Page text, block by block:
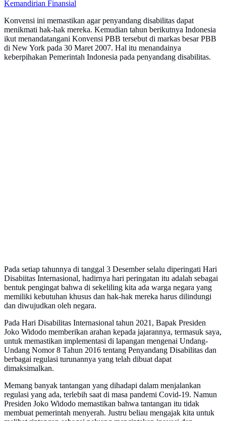
Kemandirian Finansial
Konvensi ini memastikan agar penyandang disabilitas dapat
menikmati hak-hak mereka. Kemudian tahun berikutnya Indonesia
ikut menandatangani Konvensi PBB tersebut di markas besar PBB
di New York pada 30 Maret 2007. Hal itu menandainya
keberpihakan Pemerintah Indonesia pada penyandang disabilitas.
Pada setiap tahunnya di tanggal 3 Desember selalu diperingati Hari
Disabiitas Internasional, hadirnya hari peringatan itu adalah sebagai
bentuk pengingat bahwa di sekeliling kita ada warga negara yang
memiliki kebutuhan khusus dan hak-hak mereka harus dilindungi
dan diwujudkan oleh negara.
Pada Hari Disabilitas Internasional tahun 2021, Bapak Presiden
Joko Widodo memberikan arahan kepada jajarannya, termasuk saya,
untuk memastikan implementasi di lapangan mengenai Undang-
Undang Nomor 8 Tahun 2016 tentang Penyandang Disabilitas dan
berbagai regulasi turunannya yang telah dibuat dapat
dimaksimalkan.
Memang banyak tantangan yang dihadapi dalam menjalankan
regulasi yang ada, terlebih saat di masa pandemi Covid-19. Namun
Presiden Joko Widodo memastikan bahwa tantangan itu tidak
membuat pemerintah menyerah. Justru beliau mengajak kita untuk